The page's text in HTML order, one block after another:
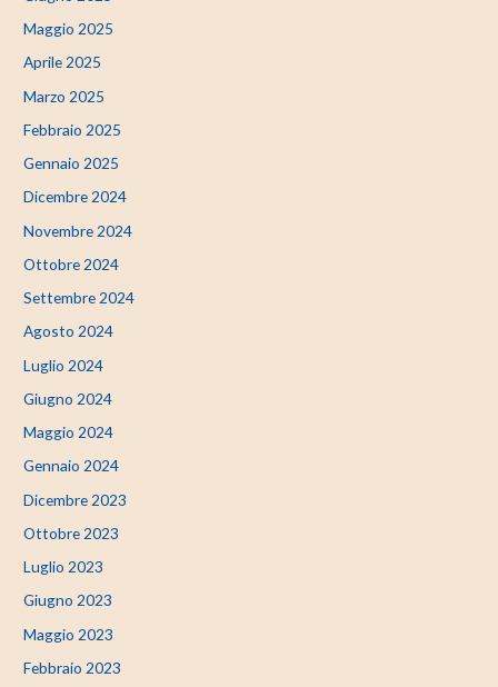
Maggio 2025
Aprile 2025
Marzo 2025
Febbraio 2025
Gennaio 2025
Dicembre 2024
Novembre 2024
Ottobre 2024
Settembre 2024
Agosto 2024
Luglio 2024
Giugno 2024
Maggio 2024
Gennaio 2024
Dicembre 2023
Ottobre 2023
Luglio 2023
Giugno 2023
Maggio 2023
Febbraio 2023